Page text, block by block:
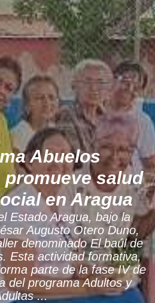
Abuelos
salud
en Aragua
Estado Aragua, bajo la
Augusto Otero Duno,
denominado El baúl de
Esta actividad formativa,
parte de la fase IV de
del programa Adultos y
...